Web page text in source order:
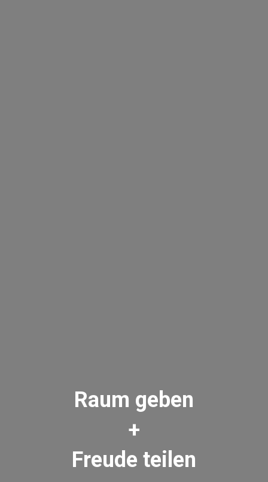
Raum geben
+
Freude teilen